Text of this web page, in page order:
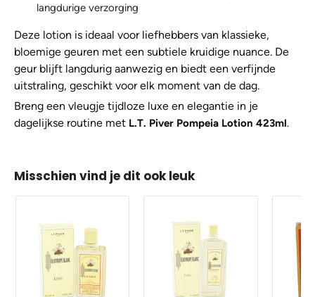
langdurige verzorging
Deze lotion is ideaal voor liefhebbers van klassieke,
bloemige geuren met een subtiele kruidige nuance. De
geur blijft langdurig aanwezig en biedt een verfijnde
uitstraling, geschikt voor elk moment van de dag.
Breng een vleugje tijdloze luxe en elegantie in je
dagelijkse routine met L.T. Piver Pompeia Lotion 423ml.
Misschien vind je dit ook leuk